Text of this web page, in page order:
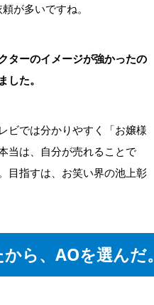
が多いですね。
ーのイメージが強かったの
た。
ビでは分かりやすく「お嬢様
当は、自分が売れることで
目指すは、お笑い界の池上彰
ら、AOを選んだ。